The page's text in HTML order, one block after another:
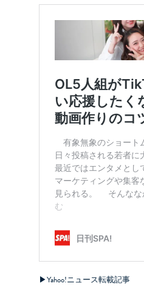
▶︎Yahoo!ニュース転載記事